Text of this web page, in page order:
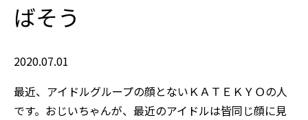
ばそう
2020.07.01
最近、アイドルグループの顔とないＫＡＴＥＫＹＯの人
です。おじいちゃんが、最近のアイドルは皆同じ顔に見